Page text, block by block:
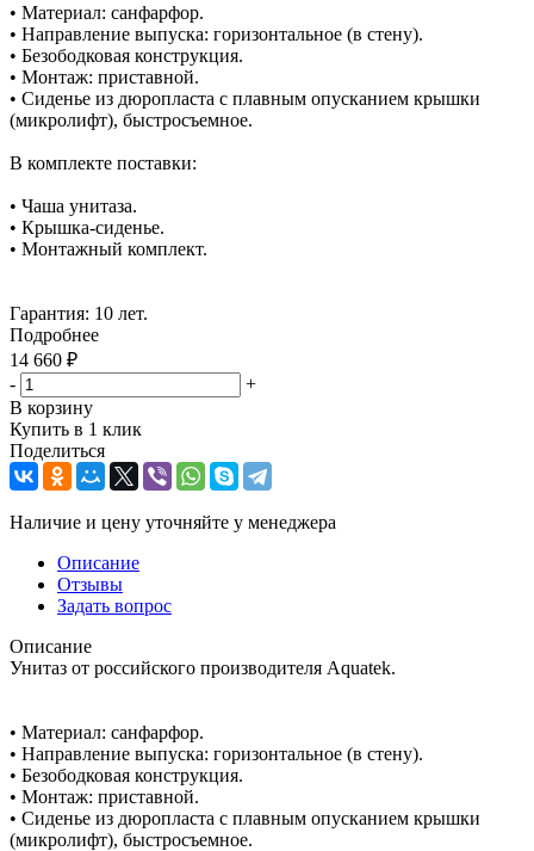
• Материал: санфарфор.
• Направление выпуска: горизонтальное (в стену).
• Безободковая конструкция.
• Монтаж: приставной.
• Сиденье из дюропласта с плавным опусканием крышки
(микролифт), быстросъемное.
В комплекте поставки:
• Чаша унитаза.
• Крышка-сиденье.
• Монтажный комплект.
Гарантия: 10 лет.
Подробнее
14 660 ₽
-
+
В корзину
Купить в 1 клик
Поделиться
Наличие и цену уточняйте у менеджера
Описание
Отзывы
Задать вопрос
Описание
Унитаз от российского производителя Aquatek.
• Материал: санфарфор.
• Направление выпуска: горизонтальное (в стену).
• Безободковая конструкция.
• Монтаж: приставной.
• Сиденье из дюропласта с плавным опусканием крышки
(микролифт), быстросъемное.